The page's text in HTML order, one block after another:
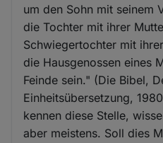
um den Sohn mit seinem
die Tochter mit ihrer
Schwiegertochter mit
die Hausgenossen eines
Feinde sein." (Die Bibel,
Einheitsübersetzung,
kennen diese Stelle,
aber meistens. Soll dies